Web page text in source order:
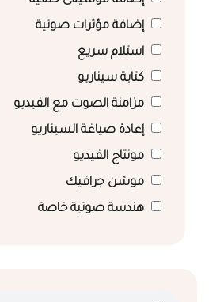
إضافة مؤثرات صوتية
استلام سريع
كتابة سيناريو
مزامنة الصوت مع الفيديو
إعادة صياغة السيناريو
مونتاج الفيديو
موشن جرافيك
هندسة صوتية خاصة